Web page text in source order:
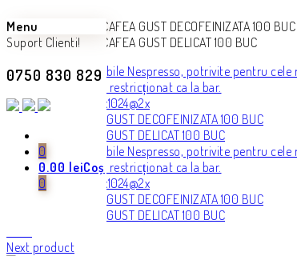
Menu
Suport Clienti!
0750 830 829
0
0.00 leiCoș
0
Next product